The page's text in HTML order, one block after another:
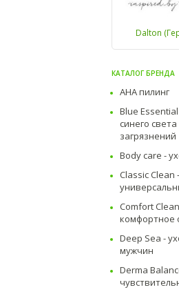
Dalton
КАТАЛОГ БРЕНДА
AHA пилинг
Blue
синего света
загрязнений
Body care -
Classic Clean -
Comfort
комфортное
Deep Sea -
мужчин
Derma